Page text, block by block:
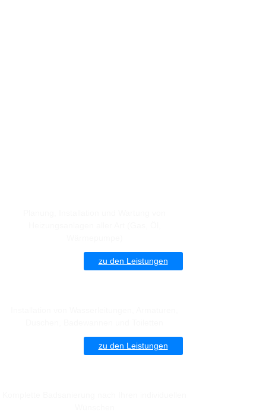
zu den Leistungen
zu den Leistungen